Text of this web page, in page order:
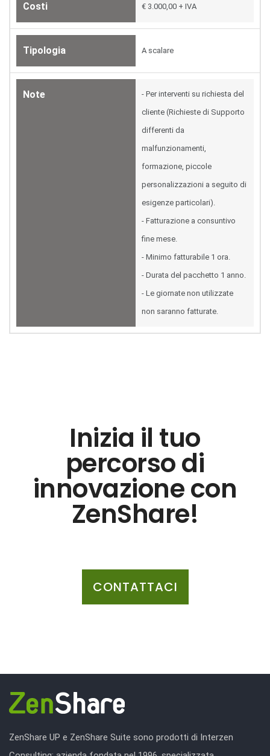
Costi € 3.000,00 + IVA
Tipologia A scalare
Note
- Per interventi su richiesta del
cliente (Richieste di Supporto
differenti da
malfunzionamenti,
formazione, piccole
personalizzazioni a seguito di
esigenze particolari).
- Fatturazione a consuntivo
fine mese.
- Minimo fatturabile 1 ora.
- Durata del pacchetto 1 anno.
- Le giornate non utilizzate
non saranno fatturate.
Inizia il tuo
percorso di
innovazione con
ZenShare!
CONTATTACI
ZenShare UP e ZenShare Suite sono prodotti di Interzen